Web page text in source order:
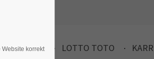
POST LOTTO TOTO
korrekt